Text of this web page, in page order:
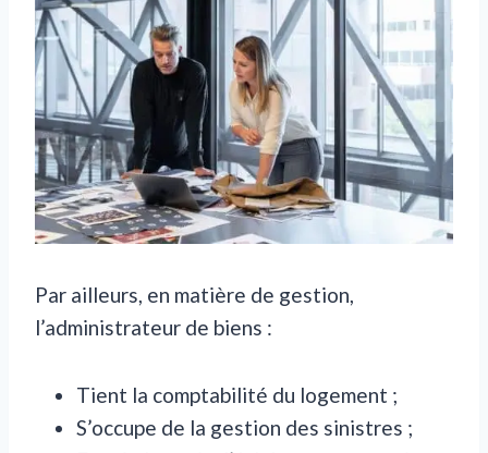
Par ailleurs, en matière de gestion,
l’administrateur de biens :
Tient la comptabilité du logement ;
S’occupe de la gestion des sinistres ;